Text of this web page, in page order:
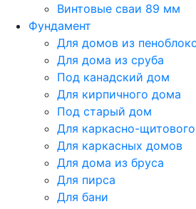
Винтовые сваи 89 мм
Фундамент
Для домов из
Для дома из сруба
Под канадский дом
Для кирпичного дома
Под старый дом
Для каркасно-
Для каркасных домов
Для дома из бруса
Для пирса
Для бани